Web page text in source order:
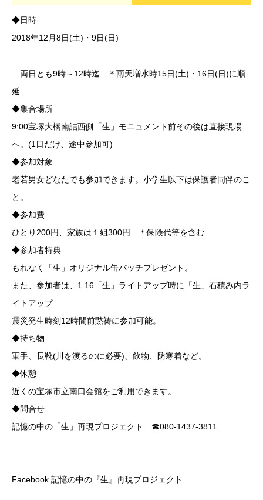
◆日時
2018年12月8日(土)・9日(日)
両日とも9時～12時迄 ＊雨天増水時15日(土)・16日(日)に順
延
◆集合場所
9:00宝塚大橋南詰西側「生」モニュメント前その後は直接現場
へ。(1日だけ、途中参加可)
◆参加対象
老若男女どなたでも参加できます。小学生以下は保護者同伴のこ
と。
◆参加費
ひとり200円、家族は１組300円 ＊保険代等を含む
◆参加者特典
もれなく「生」オリジナル缶バッチプレゼント。
また、参加者は、1.16「生」ライトアップ時に「生」石積み内ラ
イトアップ
震災発生時刻12時間前黙祷に参加可能。
◆持ち物
軍手、長靴(川を渡るのに必要)、飲物、防寒着など。
◆休憩
近くの宝塚市立南口会館をご利用できます。
◆問合せ
記憶の中の「生」再現プロジェクト ☎︎080-1437-3811
Facebook 記憶の中の『生』再現プロジェクト